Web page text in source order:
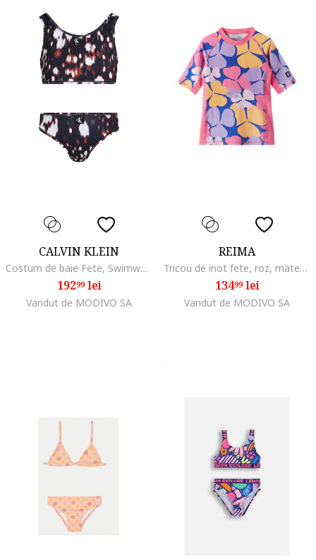
CALVIN KLEIN
Costum de baie Fete, Swimwear, poliamida reciclata, Multicolor
19299lei
Vandut de MODIVO SA
REIMA
Tricou de inot fete, roz, material poliamida si elastan, imprimeu grafic
13499lei
Vandut de MODIVO SA